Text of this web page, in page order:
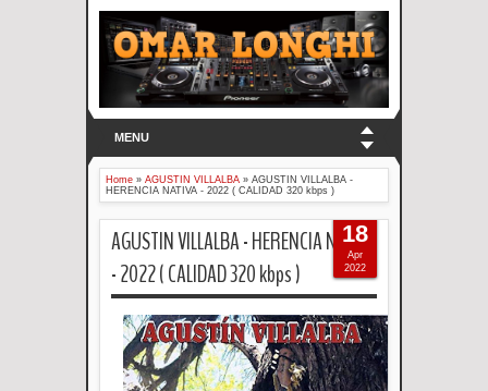
MENU
Home » AGUSTIN VILLALBA » AGUSTIN VILLALBA -
HERENCIA NATIVA - 2022 ( CALIDAD 320 kbps )
AGUSTIN VILLALBA - HERENCIA NATIVA
- 2022 ( CALIDAD 320 kbps )
18
Apr
2022